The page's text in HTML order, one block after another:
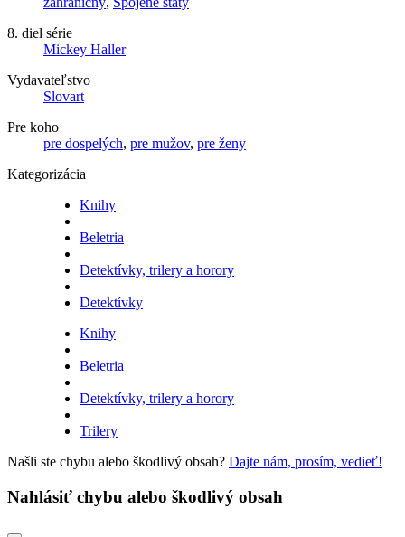
8. diel série
Mickey Haller
Vydavateľstvo
Slovart
Pre koho
pre dospelých, pre mužov, pre ženy
Kategorizácia
Knihy
Beletria
Detektívky, trilery a horory
Detektívky
Knihy
Beletria
Detektívky, trilery a horory
Trilery
Našli ste chybu alebo škodlivý obsah? Dajte nám, prosím, vedieť!
Nahlásiť chybu alebo škodlivý obsah